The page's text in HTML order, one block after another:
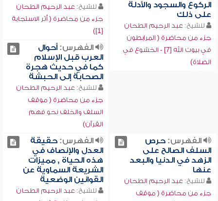
الركوع والسجود والأدلة
على ذلك
للشيخ: عبد الرحيم الطحان
جزء من محاضرة ( المرابطون
في بيوت الله [7] - الخشوع في
الصلاة)
للشيخ: عبد الرحيم الطحان
جزء من محاضرة ( أثر الاستجابة
[1])
الفهرس:أحوال
العرب قبل الإسلام
كما في حديث هجرة
الصحابة إلى الحبشة
للشيخ: عبد الرحيم الطحان
جزء من محاضرة ( موقف
السلف والخلف نحو فهم
القرآن)
الفهرس:حرص
السلف الصالح على
الزهد في الدنيا والبعد
عنها
للشيخ: عبد الرحيم الطحان
جزء من محاضرة ( موقف
الفهرس:حقيقة
العدل والإنصاف في
هذه الحياة , مميزات
الشريعة السماوية عن
القوانين الوضعية
للشيخ: عبد الرحيم الطحان